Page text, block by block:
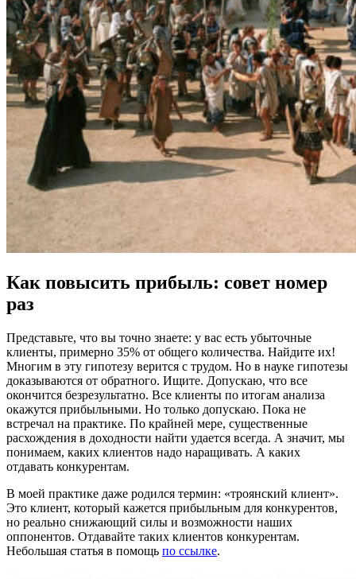
Как повысить прибыль: совет номер
раз
Представьте, что вы точно знаете: у вас есть убыточные
клиенты, примерно 35% от общего количества. Найдите их!
Многим в эту гипотезу верится с трудом. Но в науке гипотезы
доказываются от обратного. Ищите. Допускаю, что все
окончится безрезультатно. Все клиенты по итогам анализа
окажутся прибыльными. Но только допускаю. Пока не
встречал на практике. По крайней мере, существенные
расхождения в доходности найти удается всегда. А значит, мы
понимаем, каких клиентов надо наращивать. А каких
отдавать конкурентам.
В моей практике даже родился термин: «троянский клиент».
Это клиент, который кажется прибыльным для конкурентов,
но реально снижающий силы и возможности наших
оппонентов. Отдавайте таких клиентов конкурентам.
Небольшая статья в помощь по ссылке.